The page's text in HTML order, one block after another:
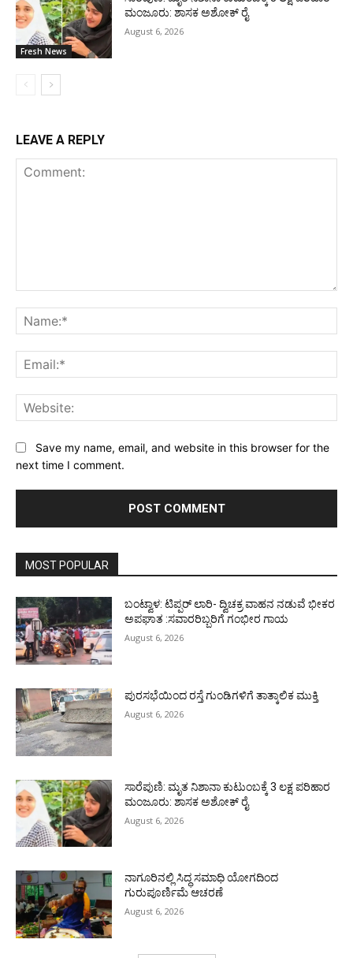
Fresh News
ಮಂಜೂರು: ಶಾಸಕ ಅಶೋಕ್ ರೈ
August 6, 2026
LEAVE A REPLY
Save my name, email, and website in this browser for the
next time I comment.
MOST POPULAR
ಬಂಟ್ವಾಳ: ಟಿಪ್ಪರ್ ಲಾರಿ- ದ್ವಿಚಕ್ರ ವಾಹನ ನಡುವೆ ಭೀಕರ
ಅಪಘಾತ :ಸವಾರರಿಬ್ಬರಿಗೆ ಗಂಭೀರ ಗಾಯ
August 6, 2026
ಪುರಸಭೆಯಿಂದ ರಸ್ತೆ ಗುಂಡಿಗಳಿಗೆ ತಾತ್ಕಾಲಿಕ ಮುಕ್ತಿ
August 6, 2026
ಸಾರೆಪುಣಿ: ಮೃತ ನಿಶಾನಾ ಕುಟುಂಬಕ್ಕೆ 3 ಲಕ್ಷ ಪರಿಹಾರ
ಮಂಜೂರು: ಶಾಸಕ ಅಶೋಕ್ ರೈ
August 6, 2026
ನಾಗೂರಿನಲ್ಲಿ ಸಿದ್ಧ ಸಮಾಧಿ ಯೋಗದಿಂದ
ಗುರುಪೂರ್ಣಿಮೆ ಆಚರಣೆ
August 6, 2026